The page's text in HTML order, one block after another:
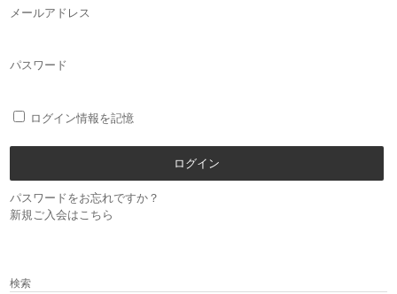
メールアドレス
パスワード
ログイン情報を記憶
パスワードをお忘れですか？
新規ご入会はこちら
検索